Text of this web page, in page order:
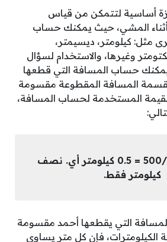
أساسية لتتمكن من قياس
المشي، حيث يمكنك حساب
مثل: كيلومتر، ديسيمتر،
وغيرها، والاستخدام لسؤال
حساب المسافة التي قطعها
بقسمة المسافة المقطوعة مقسومة
وهي القيمة المستخدمة لحساب المسافة،
الجواب: 500/1000 = 0.5 كيلومتر أي. نصف
كيلومتر فقط.
متر هي المسافة التي يقطعها أحمد مقسومة
قيمة الكيلومترات، فإن كل متر يساوي